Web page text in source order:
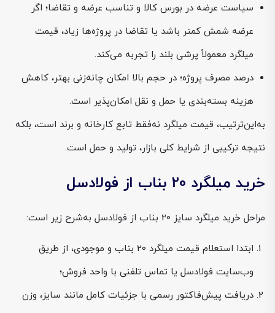
سیاست عرضه در بورس کالا و تناسب عرضه و تقاضا؛ اگر
عرضه شمش کمتر باشد یا تقاضا در پروژه‌ها زیاد، قیمت
میلگرد معمولاً پرشی بلند را تجربه می‌کند.
درصد مصرف پروژه؛ در حجم بالا امکان چانه‌زنی بهتر، کاهش
هزینه بسته‌بندی یا حمل و نقل امکان‌پذیر است.
به‌این‌ترتیب، قیمت میلگرد نه‌فقط تابع کارخانه و برند است، بلکه
نتیجه ترکیبی از شرایط کلی بازار، تولید و حمل است.
خرید میلگرد 20 بناب از فولادسل
مراحل خرید میلگرد سایز 20 بناب از فولادسل به‌شرح زیر است:
ابتدا استعلام قیمت میلگرد 20 بناب و موجودی، از طریق
وب‌سایت فولادسل یا تماس تلفنی با واحد فروش؛
دریافت پیش‌فاکتور رسمی با جزئیات کامل مانند سایز، وزن